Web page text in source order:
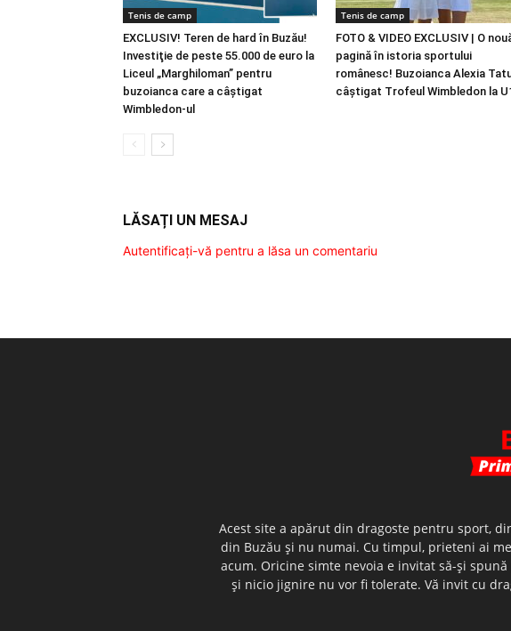
Tenis de camp
EXCLUSIV! Teren de hard în Buzău!
Investiţie de peste 55.000 de euro la
Liceul „Marghiloman” pentru
buzoianca care a câştigat
Wimbledon-ul
Tenis de camp
FOTO & VIDEO EXCLUSIV | O
pagină în istoria sportului
românesc! Buzoianca Alexia
câştigat Trofeul Wimbledon la
LĂSAȚI UN MESAJ
Autentificați-vă pentru a lăsa un comentariu
Acest site a apărut din dragoste pentru sport,
din Buzău şi nu numai. Cu timpul, prieteni ai
acum. Oricine simte nevoia e invitat să-şi
şi nicio jignire nu vor fi tolerate. Vă invit cu